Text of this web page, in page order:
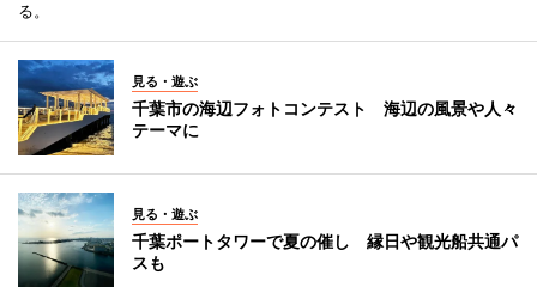
る。
見る・遊ぶ
千葉市の海辺フォトコンテスト 海辺の風景や人々
テーマに
見る・遊ぶ
千葉ポートタワーで夏の催し 縁日や観光船共通パ
スも